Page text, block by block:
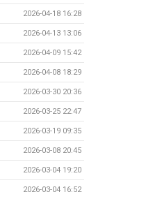
2026-04-18 16:28
2026-04-13 13:06
2026-04-09 15:42
2026-04-08 18:29
2026-03-30 20:36
2026-03-25 22:47
2026-03-19 09:35
2026-03-08 20:45
2026-03-04 19:20
2026-03-04 16:52